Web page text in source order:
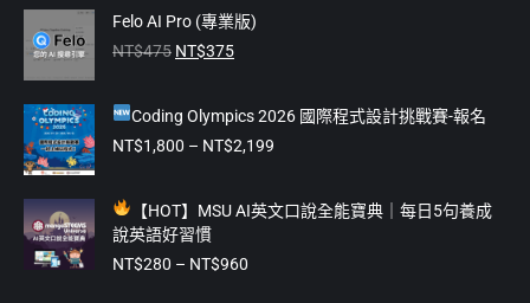
new
window
in
new
window
in
new
in
new
in
new
Felo AI Pro (專業版)
NT$475 原
格：
NT$475。
NT$375目
格：
NT$375。
Coding Olympics 2026 國際程式設計挑戰賽-報名
NT$1,800 – NT$2,199
圍：
【HOT】MSU AI英文口說全能寶典｜每日5句養成
說英語好習慣
NT$280 – NT$960